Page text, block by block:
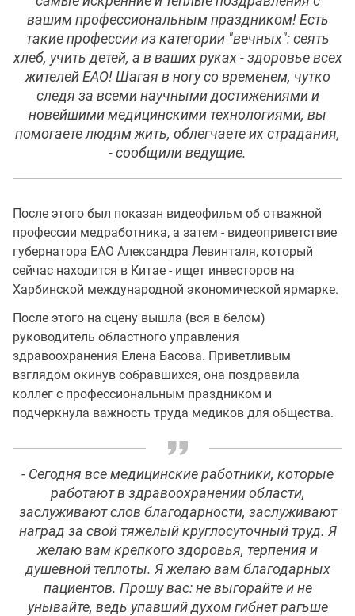
вашим профессиональным праздником! Есть
такие профессии из категории "вечных": сеять
хлеб, учить детей, а в ваших руках - здоровье всех
жителей ЕАО! Шагая в ногу со временем, чутко
следя за всеми научными достижениями и
новейшими медицинскими технологиями, вы
помогаете людям жить, облегчаете их страдания,
- сообщили ведущие.
После этого был показан видеофильм об отважной
профессии медработника, а затем - видеоприветствие
губернатора ЕАО Александра Левинталя, который
сейчас находится в Китае - ищет инвесторов на
Харбинской международной экономической ярмарке.
После этого на сцену вышла (вся в белом)
руководитель областного управления
здравоохранения Елена Басова. Приветливым
взглядом окинув собравшихся, она поздравила
коллег с профессиональным праздником и
подчеркнула важность труда медиков для общества.
- Сегодня все медицинские работники, которые
работают в здравоохранении области,
заслуживают слов благодарности, заслуживают
наград за свой тяжелый круглосуточный труд. Я
желаю вам крепкого здоровья, терпения и
душевной теплоты. Я желаю вам благодарных
пациентов. Прошу вас: не выгорайте и не
унывайте, ведь упавший духом гибнет рагьше